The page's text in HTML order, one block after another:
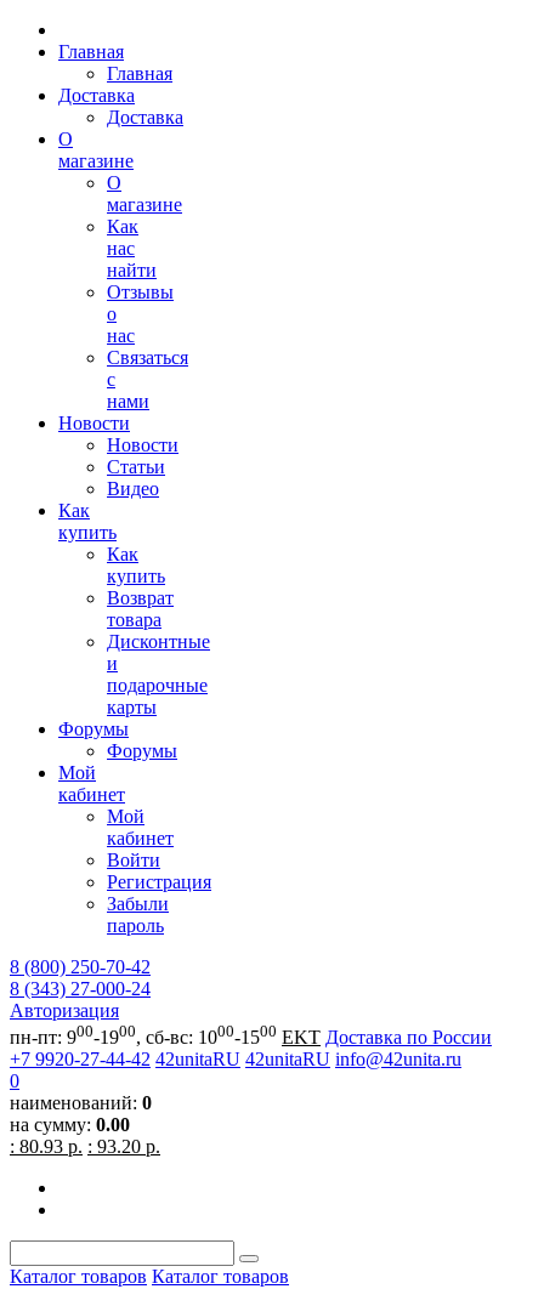
Главная
Главная
Доставка
Доставка
О
магазине
О
магазине
Как
нас
найти
Отзывы
о
нас
Связаться
с
нами
Новости
Новости
Статьи
Видео
Как
купить
Как
купить
Возврат
товара
Дисконтные
и
подарочные
карты
Форумы
Форумы
Мой
кабинет
Мой
кабинет
Войти
Регистрация
Забыли
пароль
8 (800) 250-70-42
8 (343) 27-000-24
Авторизация
пн-пт: 900-1900, сб-вс: 1000-1500 EKT Доставка по России
+7 9920-27-44-42 42unitaRU 42unitaRU info@42unita.ru
0
наименований: 0
на сумму: 0.00
: 80.93 р. : 93.20 р.
Каталог товаров Каталог товаров